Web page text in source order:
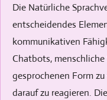
Die Natürliche
entscheidendes
kommunikativen
Chatbots,
gesprochenen Form
darauf zu reagieren.